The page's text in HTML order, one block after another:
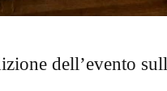
dell’evento